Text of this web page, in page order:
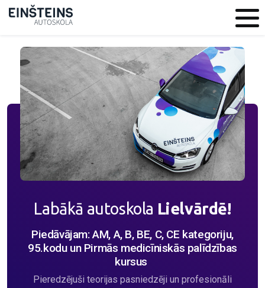
Labākā autoskola Lielvārdē!
Piedāvājam: AM, A, B, BE, C, CE kategoriju,
95.kodu un Pirmās medicīniskās palīdzības
kursus
Pieredzējuši teorijas pasniedzēji un profesionāli